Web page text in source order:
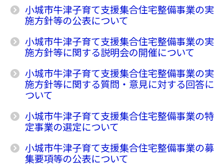
小城市牛津子育て支援集合住宅整備事業の実
施方針等の公表について
小城市牛津子育て支援集合住宅整備事業の実
施方針等に関する説明会の開催について
小城市牛津子育て支援集合住宅整備事業の実
施方針等に関する質問・意見に対する回答に
ついて
小城市牛津子育て支援集合住宅整備事業の特
定事業の選定について
小城市牛津子育て支援集合住宅整備事業の募
集要項等の公表について